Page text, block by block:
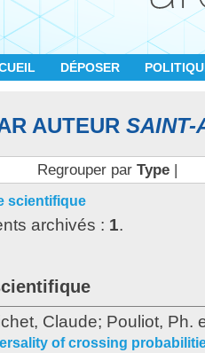
DÉPOSER
AUTEUR SAINT-
Regrouper par Type|
scientifique
archivés : 1.
Claude; Pouliot, Ph.
of crossing